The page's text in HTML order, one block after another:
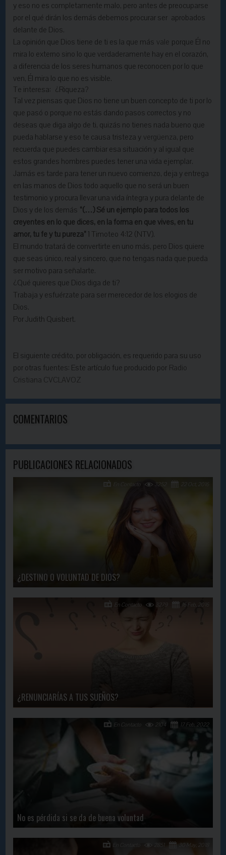
y eso no es completamente malo, pero antes de preocuparse
por el qué dirán los demás debemos procurar ser aprobados
delante de Dios.
La opinión que Dios tiene de ti es la que más vale porque Él no
mira lo externo sino lo que verdaderamente hay en el corazón,
a diferencia de los seres humanos que reconocen por lo que
ven, Él mira lo que no es visible.
Te interesa: ¿Riqueza?
Tal vez piensas que Dios no tiene un buen concepto de ti por lo
que pasó o porque no estás dando pasos correctos y no
deseas que diga algo de ti, quizás no tienes nada bueno que
pueda hablarse y eso te causa tristeza y vergüenza, pero
recuerda que puedes cambiar esa situación y al igual que
estos grandes hombres puedes tener una vida ejemplar.
Jamás es tarde para tener un nuevo comienzo, deja y entrega
en las manos de Dios todo aquello que no será un buen
testimonio y procura llevar una vida íntegra y pura delante de
Dios y de los demás “(…) Sé un ejemplo para todos los
creyentes en lo que dices, en la forma en que vives, en tu
amor, tu fe y tu pureza” 1 Timoteo 4:12 (NTV).
El mundo tratará de convertirte en uno más, pero Dios quiere
que seas único, real y sincero, que no tengas nada que pueda
ser motivo para señalarte.
¿Qué quieres que Dios diga de ti?
Trabaja y esfuérzate para ser merecedor de los elogios de
Dios.
Por Judith Quisbert.
El siguiente crédito, por obligación, es requerido para su uso
por otras fuentes: Este artículo fue producido por Radio
Cristiana CVCLAVOZ
COMENTARIOS
PUBLICACIONES RELACIONADOS
¿DESTINO O VOLUNTAD DE DIOS?
22 Oct, 2016
3252
En Contacto
¿RENUNCIARÍAS A TUS SUEÑOS?
16 Feb, 2016
3279
En Contacto
No es pérdida si se da de buena voluntad
17 Feb, 2022
2104
En Contacto
30 May, 2018
2851
En Contacto